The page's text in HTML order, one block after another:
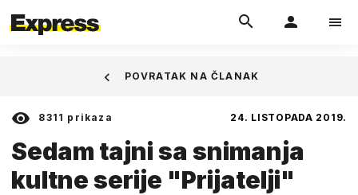
8311 prikaza 24. LISTOPADA 2019.
Sedam tajni sa snimanja
kultne serije "Prijatelji"
POVRATAK NA ČLANAK